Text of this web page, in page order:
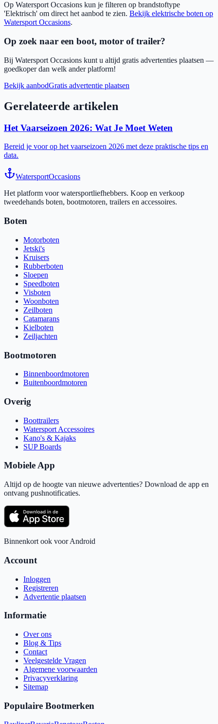
Op Watersport Occasions kun je filteren op brandstoftype
'Elektrisch' om direct het aanbod te zien. Bekijk elektrische boten op
Watersport Occasions.
Op zoek naar een boot, motor of trailer?
Bij Watersport Occasions kunt u altijd gratis advertenties plaatsen —
goedkoper dan welk ander platform!
Bekijk aanbodGratis advertentie plaatsen
Gerelateerde artikelen
Het Vaarseizoen 2026: Wat Je Moet Weten
Bereid je voor op het vaarseizoen 2026 met deze praktische tips en
data.
WatersportOccasions
Het platform voor watersportliefhebbers. Koop en verkoop
tweedehands boten, bootmotoren, trailers en accessoires.
Boten
Motorboten
Jetski's
Kruisers
Rubberboten
Sloepen
Speedboten
Visboten
Woonboten
Zeilboten
Catamarans
Kielboten
Zeiljachten
Bootmotoren
Binnenboordmotoren
Buitenboordmotoren
Overig
Boottrailers
Watersport Accessoires
Kano's & Kajaks
SUP Boards
Mobiele App
Altijd op de hoogte van nieuwe advertenties? Download de app en
ontvang pushnotificaties.
Binnenkort ook voor Android
Account
Inloggen
Registreren
Advertentie plaatsen
Informatie
Over ons
Blog & Tips
Contact
Veelgestelde Vragen
Algemene voorwaarden
Privacyverklaring
Sitemap
Populaire Bootmerken